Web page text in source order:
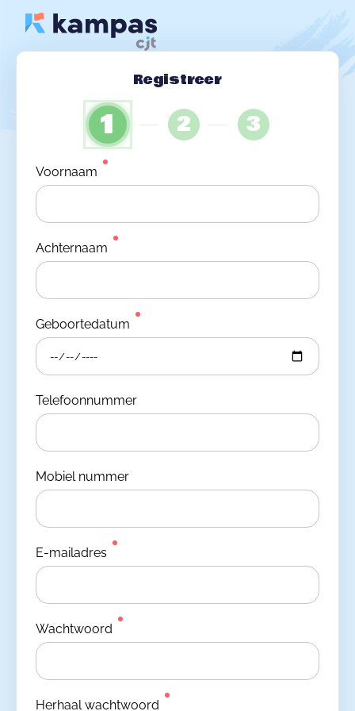
Registreer
1 2 3
Voornaam
Achternaam
Geboortedatum
Telefoonnummer
Mobiel nummer
E-mailadres
Wachtwoord
Herhaal wachtwoord